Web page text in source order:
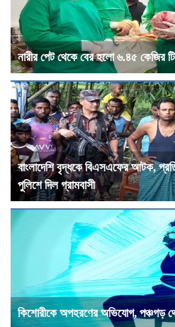
নারীর পেট থেকে বের হলো ৬.৪৫ কেজির
বাংলাদেশি বৃদ্ধকে বিএসএফের আটক,
পুলিশে দিল গ্রামবাসী
কিশোরীকে অপহরণের অভিযোগ, পঞ্চগড়